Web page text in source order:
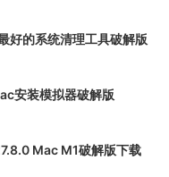
的系统清理工具破解版
安装模拟器破解版
Mac M1破解版下载